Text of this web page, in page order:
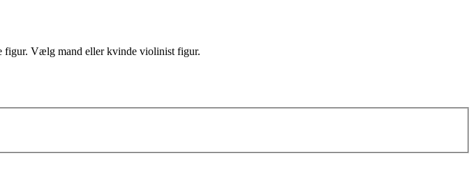
figur. Vælg mand eller kvinde violinist figur.